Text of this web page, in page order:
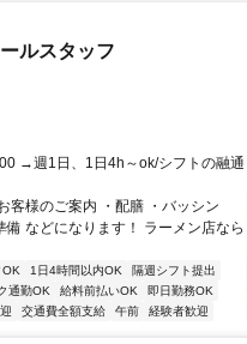
ルスタッフ
→週1日、1日4h～ok/シフトの融通
客様のご案内 ・配膳 ・バッシン
などになります！ ラーメン店なら
OK 1日4時間以内OK
隔週シフト提出
通勤OK 給料前払いOK
即日勤務OK
交通費全額支給 午前 経験者歓迎